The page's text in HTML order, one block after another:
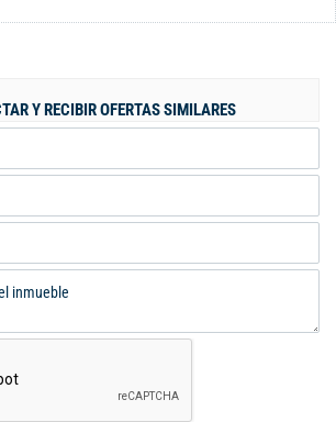
con espacio para instalar clósets,
de inversión en una zona de crecimiento.
Y RECIBIR OFERTAS SIMILARES